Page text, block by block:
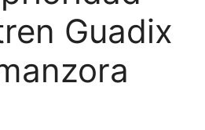
Guadix